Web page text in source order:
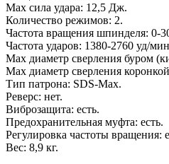
Max сила удара: 12,5 Дж.
Количество режимов: 2.
Частота вращения шпинделя: 0-
Частота ударов: 1380-2760 уд/
Max диаметр сверления буром
Max диаметр сверления
Тип патрона: SDS-Max.
Реверс: нет.
Виброзащита: есть.
Предохранительная муфта: есть.
Регулировка частоты вращения:
Вес: 8,9 кг.